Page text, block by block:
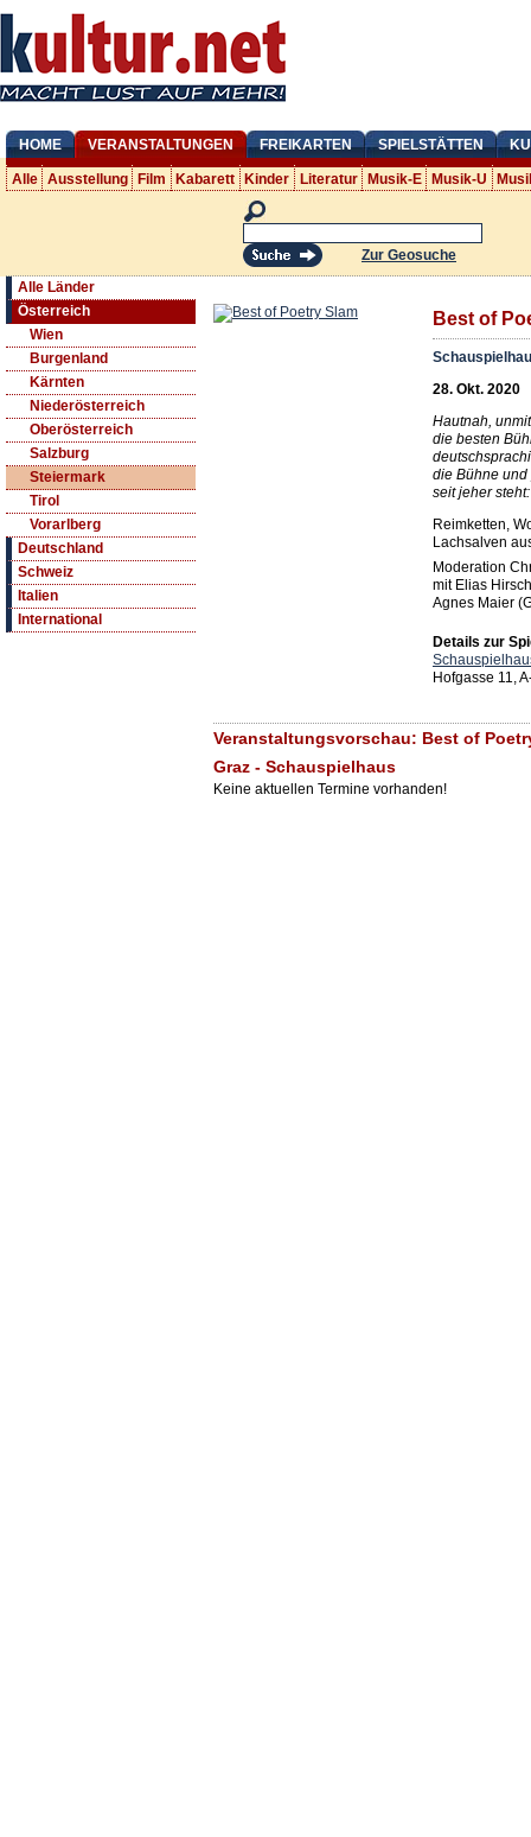
HOME VERANSTALTUNGEN FREIKARTEN SPIELSTÄTTEN
Alle Ausstellung Film Kabarett Kinder Literatur Musik-E Musik-U
Zur Geosuche
Alle Länder
Österreich
Wien
Burgenland
Kärnten
Niederösterreich
Oberösterreich
Salzburg
Steiermark
Tirol
Vorarlberg
Deutschland
Schweiz
Italien
International
Best of
28. Okt. 2020
Hautnah,
die besten
die Bühne und
seit jeher steht:
Reimketten,
Lachsalven
Moderation
mit Elias
Agnes Maier
Details zur
Hofgasse 11,
Veranstaltungsvorschau: Best of
Graz - Schauspielhaus
Keine aktuellen Termine vorhanden!